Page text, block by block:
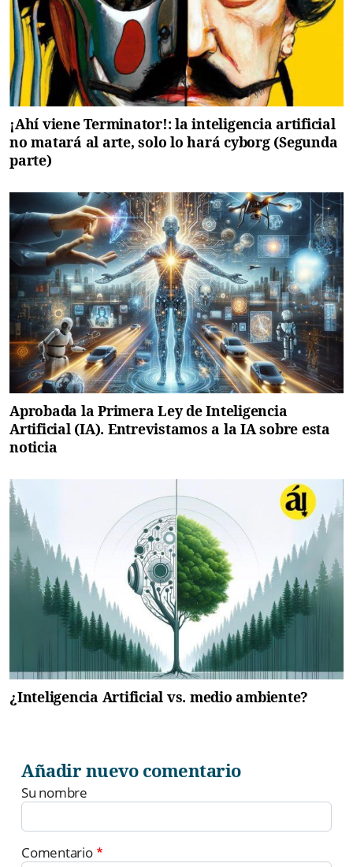
¡Ahí viene Terminator!: la inteligencia artificial
no matará al arte, solo lo hará cyborg (Segunda
parte)
Aprobada la Primera Ley de Inteligencia
Artificial (IA). Entrevistamos a la IA sobre esta
noticia
¿Inteligencia Artificial vs. medio ambiente?
Añadir nuevo comentario
Su nombre
Comentario